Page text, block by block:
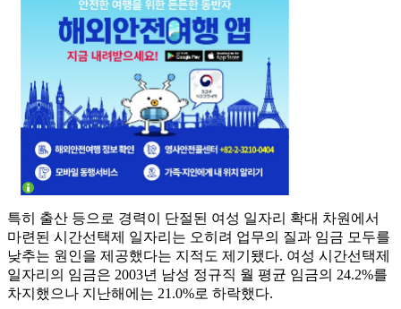
특히 출산 등으로 경력이 단절된 여성 일자리 확대 차원에서
마련된 시간선택제 일자리는 오히려 업무의 질과 임금 모두를
낮추는 원인을 제공했다는 지적도 제기됐다. 여성 시간선택제
일자리의 임금은 2003년 남성 정규직 월 평균 임금의 24.2%를
차지했으나 지난해에는 21.0%로 하락했다.